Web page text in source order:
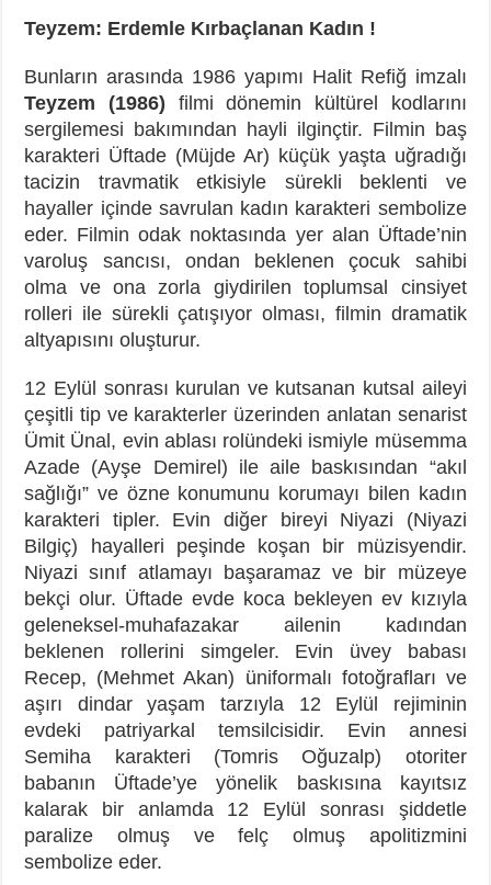
Teyzem: Erdemle Kırbaçlanan Kadın !
Bunların arasında 1986 yapımı Halit Refiğ imzalı
Teyzem (1986) filmi dönemin kültürel kodlarını
sergilemesi bakımından hayli ilginçtir. Filmin baş
karakteri Üftade (Müjde Ar) küçük yaşta uğradığı
tacizin travmatik etkisiyle sürekli beklenti ve
hayaller içinde savrulan kadın karakteri sembolize
eder. Filmin odak noktasında yer alan Üftade’nin
varoluş sancısı, ondan beklenen çocuk sahibi
olma ve ona zorla giydirilen toplumsal cinsiyet
rolleri ile sürekli çatışıyor olması, filmin dramatik
altyapısını oluşturur.
12 Eylül sonrası kurulan ve kutsanan kutsal aileyi
çeşitli tip ve karakterler üzerinden anlatan senarist
Ümit Ünal, evin ablası rolündeki ismiyle müsemma
Azade (Ayşe Demirel) ile aile baskısından “akıl
sağlığı” ve özne konumunu korumayı bilen kadın
karakteri tipler. Evin diğer bireyi Niyazi (Niyazi
Bilgiç) hayalleri peşinde koşan bir müzisyendir.
Niyazi sınıf atlamayı başaramaz ve bir müzeye
bekçi olur. Üftade evde koca bekleyen ev kızıyla
geleneksel-muhafazakar ailenin kadından
beklenen rollerini simgeler. Evin üvey babası
Recep, (Mehmet Akan) üniformalı fotoğrafları ve
aşırı dindar yaşam tarzıyla 12 Eylül rejiminin
evdeki patriyarkal temsilcisidir. Evin annesi
Semiha karakteri (Tomris Oğuzalp) otoriter
babanın Üftade’ye yönelik baskısına kayıtsız
kalarak bir anlamda 12 Eylül sonrası şiddetle
paralize olmuş ve felç olmuş apolitizmini
sembolize eder.